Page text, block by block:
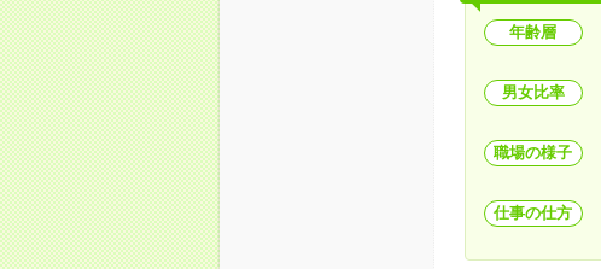
年齢層
男女比率
職場の様子
仕事の仕方